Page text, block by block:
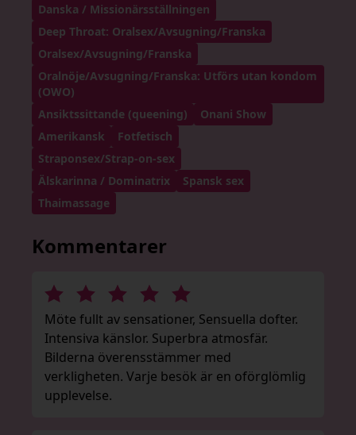
Danska / Missionärsställningen
Deep Throat: Oralsex/Avsugning/Franska
Oralsex/Avsugning/Franska
Oralnöje/Avsugning/Franska: Utförs utan kondom
(OWO)
Ansiktssittande (queening)
Onani Show
Amerikansk
Fotfetisch
Straponsex/Strap-on-sex
Älskarinna / Dominatrix
Spansk sex
Thaimassage
Kommentarer
Möte fullt av sensationer, Sensuella dofter.
Intensiva känslor. Superbra atmosfär.
Bilderna överensstämmer med
verkligheten. Varje besök är en oförglömlig
upplevelse.